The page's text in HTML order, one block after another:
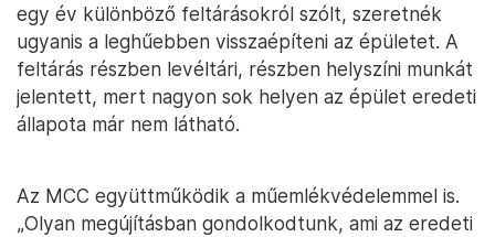
egy év különböző feltárásokról szólt, szeretnék
ugyanis a leghűebben visszaépíteni az épületet. A
feltárás részben levéltári, részben helyszíni munkát
jelentett, mert nagyon sok helyen az épület eredeti
állapota már nem látható.
Az MCC együttműködik a műemlékvédelemmel is.
„Olyan megújításban gondolkodtunk, ami az eredeti